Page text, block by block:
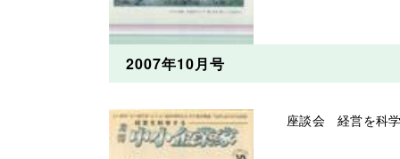
2007年10月号
座談会 経営を科